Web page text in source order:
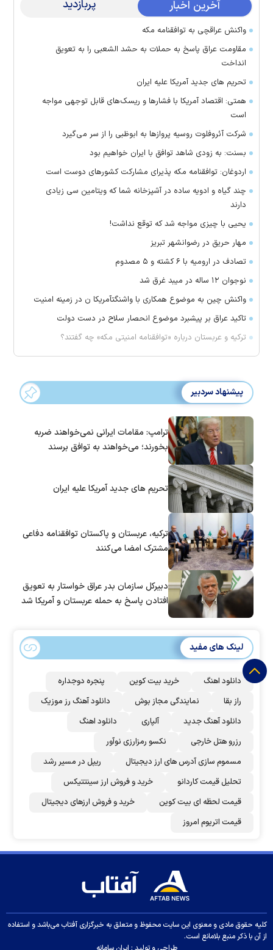
آخرین اخبار پربازدید
واکنش عراقچی به توافقنامه مکه
مقاومت عراق پاسخ به حملات به حشد الشعبی را به تعویق
انداخت
تحریم های جدید آمریکا علیه ایران
همتی: اقتصاد آمریکا با فشارها و ریسک‌های قابل توجهی مواجه
است
شرکت آئروفلوت روسیه پرواز‌ها به ابوظبی را از سر می‌گیرد
بسنت: به زودی شاهد توافق با ایران خواهیم بود
اردوغان: توافقنامه مکه پذیرای مشارکت کشور‌های دوست است
چند گیاه و ادویه ساده در آشپزخانه شما که ویتامین سی زیادی
دارند
یحیی با چیزی مواجه شد که توقع نداشت!
مهار حریق در رضوانشهر تبریز
تصادف در ارومیه با ۶ کشته و ۵ مصدوم
نوجوان ۱۲ ساله در میبد غرق شد
واکنش چین به موضوع همکاری با واشنگتآمریکا ن در زمینه امنیت
تاکید عراق بر پیشبرد موضوع انحصار سلاح در دست دولت
ترکیه و عربستان درباره «توافقنامه امنیتی مکه» چه گفتند؟
پیشنهاد سردبیر
ترامپ: مقامات ایرانی نمی‌خواهند ضربه
بخورند؛ می‌خواهند به توافق برسند
تحریم های جدید آمریکا علیه ایران
ترکیه، عربستان و پاکستان توافقنامه دفاعی
مشترک امضا می‌کنند
دبیرکل سازمان بدر عراق خواستار به تعویق
افتادن پاسخ به حمله عربستان و آمریکا شد
لینک های مفید
دانلود اهنگ خرید بیت کوین
پنجره دوجداره
راز بقا
نمایندگی مجاز بوش
دانلود آهنگ رز‌ موزیک
دانلود آهنگ جدید
آلپاری
دانلود اهنگ
رزرو هتل خارجی
نکسو رمزارزی نوآور
مسموم سازی آدرس های ارز دیجیتال
ریپل در مسیر رشد
تحلیل قیمت کاردانو
خرید و فروش ارز سینتتیکس
قیمت لحظه ای بیت کوین
خرید و فروش ارزهای دیجیتال
قیمت اتریوم امروز
کلیه حقوق مادی و معنوی این سایت محفوظ و متعلق به خبرگزاری آفتاب می‌باشد و استفاده
از آن با ذکر منبع بلامانع است.